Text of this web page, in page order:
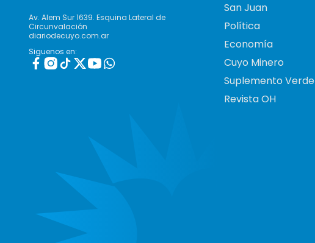
Av. Alem Sur 1639. Esquina Lateral de
Circunvalación
diariodecuyo.com.ar
Siguenos en:
San Juan
Política
Economía
Cuyo Minero
Suplemento Verde
Revista OH